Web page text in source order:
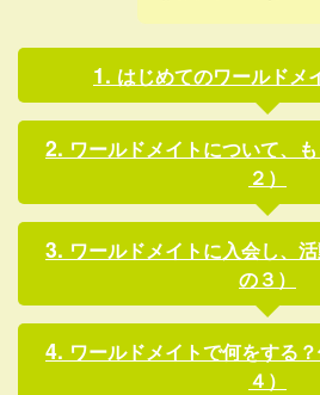
はじめてのワールドメ
ワールドメイトについて、
２）
ワールドメイトに入会し、
の３）
ワールドメイトで何をする
４）